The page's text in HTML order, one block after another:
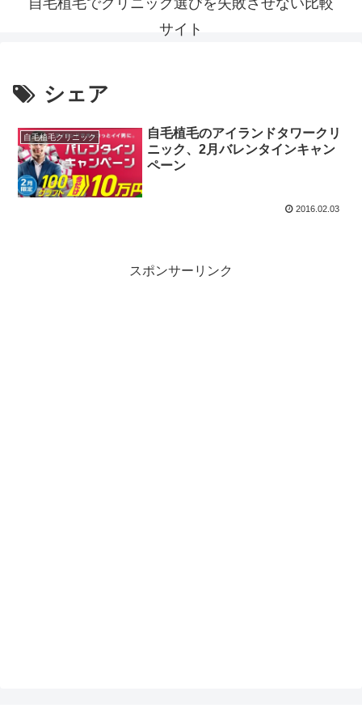
自毛植毛でクリニック選びを失敗させない比較
サイト
シェア
自毛植毛クリニック
自毛植毛のアイランドタワークリ
ニック、2月バレンタインキャン
ペーン
2016.02.03
スポンサーリンク